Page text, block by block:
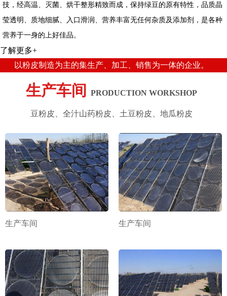
技，经高温、灭菌、烘干整形精致而成，保持绿豆的原有特性，品质晶
莹透明、质地细腻、入口滑润、营养丰富无任何杂质及添加剂，是各种
营养于一身的上好佳品。
了解更多+
以粉皮制造为主的集生产、加工、销售为一体的企业。
生产车间 PRODUCTION WORKSHOP
豆粉皮、全汁山药粉皮、土豆粉皮、地瓜粉皮
生产车间 生产车间